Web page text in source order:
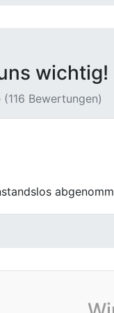
wichtig!
Bewertungen)
hat meinen